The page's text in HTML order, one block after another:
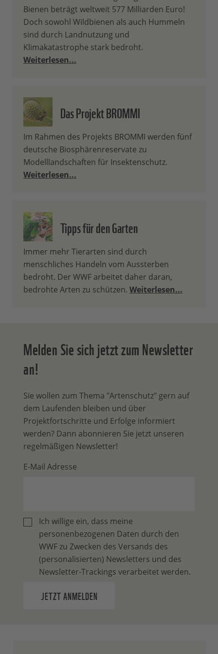
Bienen beträgt weltweit 577 Milliarden Euro!
Doch sowohl Wildbienen als auch Hummeln
sind durch Landnutzung und
Klimakatastrophe stark bedroht.
Weiterlesen...
Das Projekt BROMMI
Im Rahmen des Projekts BROMMI werden fünf
deutsche Biosphärenreservate zu
Modelllandschaften für Insektenschutz.
Weiterlesen...
Tipps für den Garten
Immer mehr Tierarten sind durch
menschliches Handeln vom Aussterben
bedroht. Der WWF arbeitet daher daran,
bedrohte Arten zu schützen. Weiterlesen...
Melden Sie sich jetzt zum Newsletter
an!
Sie wollen zum Thema "Artenschutz" gern auf
dem Laufenden bleiben und über
Projektfortschritte und Erfolge informiert
werden? Dann abonnieren Sie jetzt unseren
regelmäßigen Newsletter!
E-Mail Adresse
Ich willige ein, dass meine
personenbezogenen Daten durch den
WWF zu Zwecken des Versands des
(personalisierten) Newsletters und des
Newsletter-Trackings verarbeitet werden.
JETZT ANMELDEN